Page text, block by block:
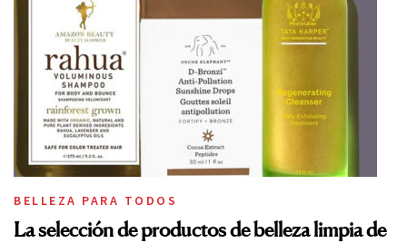
BELLEZA PARA TODOS
La selección de productos de belleza limpia de